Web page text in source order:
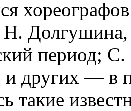
период;
других — в
такие